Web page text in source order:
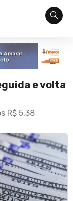
e volta
R$ 5,38